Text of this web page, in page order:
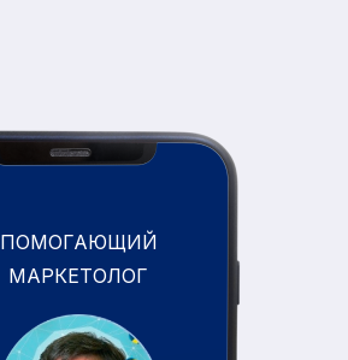
ПОМОГАЮЩИЙ
МАРКЕТОЛОГ